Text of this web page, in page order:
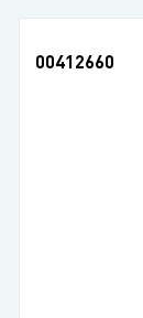
00412660